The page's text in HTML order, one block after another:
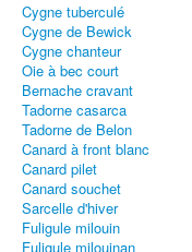
Cygne tuberculé
Cygne de Bewick
Cygne chanteur
Oie à bec court
Bernache cravant
Tadorne casarca
Tadorne de Belon
Canard à front blanc
Canard pilet
Canard souchet
Sarcelle d'hiver
Fuligule milouin
Fuligule milouinan